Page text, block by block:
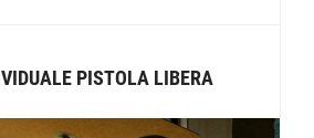
PISTOLA LIBERA